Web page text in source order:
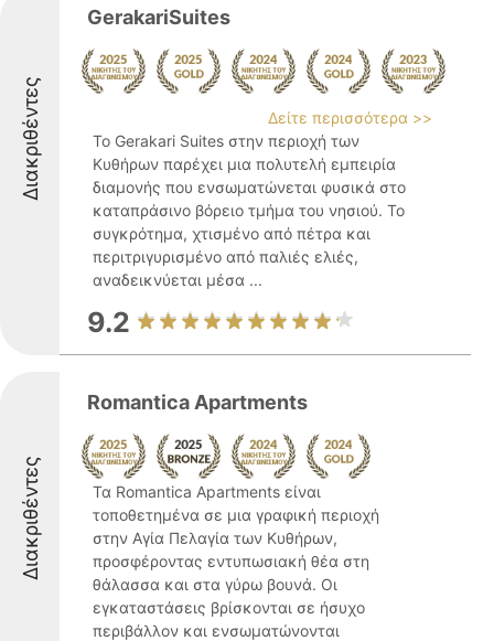
Διακριθέντες
GerakariSuites
Δείτε περισσότερα >>
Το Gerakari Suites στην περιοχή των
Κυθήρων παρέχει μια πολυτελή εμπειρία
διαμονής που ενσωματώνεται φυσικά στο
καταπράσινο βόρειο τμήμα του νησιού. Το
συγκρότημα, χτισμένο από πέτρα και
περιτριγυρισμένο από παλιές ελιές,
αναδεικνύεται μέσα ...
9.2
Διακριθέντες
Romantica Apartments
Τα Romantica Apartments είναι
τοποθετημένα σε μια γραφική περιοχή
στην Αγία Πελαγία των Κυθήρων,
προσφέροντας εντυπωσιακή θέα στη
θάλασσα και στα γύρω βουνά. Οι
εγκαταστάσεις βρίσκονται σε ήσυχο
περιβάλλον και ενσωματώνονται